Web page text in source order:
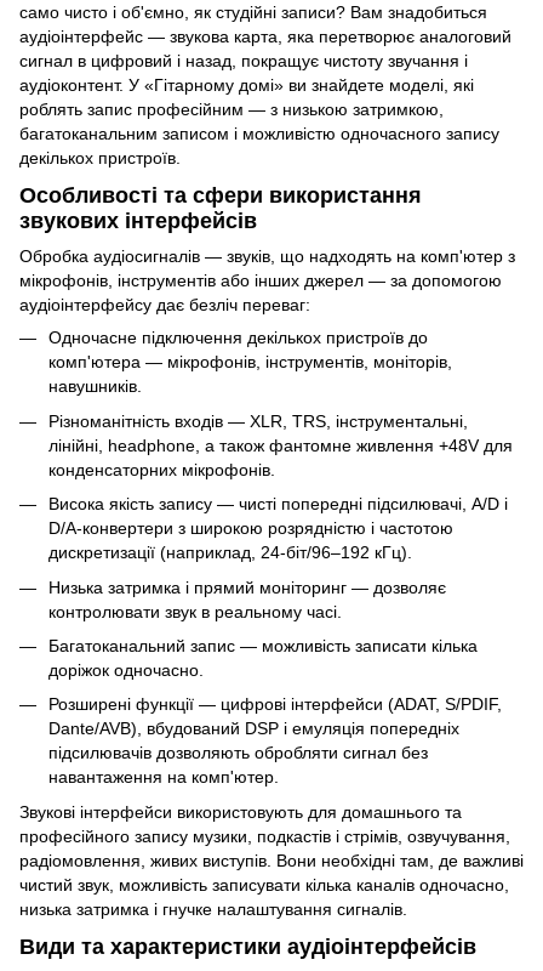
само чисто і об'ємно, як студійні записи? Вам знадобиться
аудіоінтерфейс — звукова карта, яка перетворює аналоговий
сигнал в цифровий і назад, покращує чистоту звучання і
аудіоконтент. У «Гітарному домі» ви знайдете моделі, які
роблять запис професійним — з низькою затримкою,
багатоканальним записом і можливістю одночасного запису
декількох пристроїв.
Особливості та сфери використання
звукових інтерфейсів
Обробка аудіосигналів — звуків, що надходять на комп'ютер з
мікрофонів, інструментів або інших джерел — за допомогою
аудіоінтерфейсу дає безліч переваг:
Одночасне підключення декількох пристроїв до
комп'ютера — мікрофонів, інструментів, моніторів,
навушників.
Різноманітність входів — XLR, TRS, інструментальні,
лінійні, headphone, а також фантомне живлення +48V для
конденсаторних мікрофонів.
Висока якість запису — чисті попередні підсилювачі, A/D і
D/A-конвертери з широкою розрядністю і частотою
дискретизації (наприклад, 24-біт/96–192 кГц).
Низька затримка і прямий моніторинг — дозволяє
контролювати звук в реальному часі.
Багатоканальний запис — можливість записати кілька
доріжок одночасно.
Розширені функції — цифрові інтерфейси (ADAT, S/PDIF,
Dante/AVB), вбудований DSP і емуляція попередніх
підсилювачів дозволяють обробляти сигнал без
навантаження на комп'ютер.
Звукові інтерфейси використовують для домашнього та
професійного запису музики, подкастів і стрімів, озвучування,
радіомовлення, живих виступів. Вони необхідні там, де важливі
чистий звук, можливість записувати кілька каналів одночасно,
низька затримка і гнучке налаштування сигналів.
Види та характеристики аудіоінтерфейсів